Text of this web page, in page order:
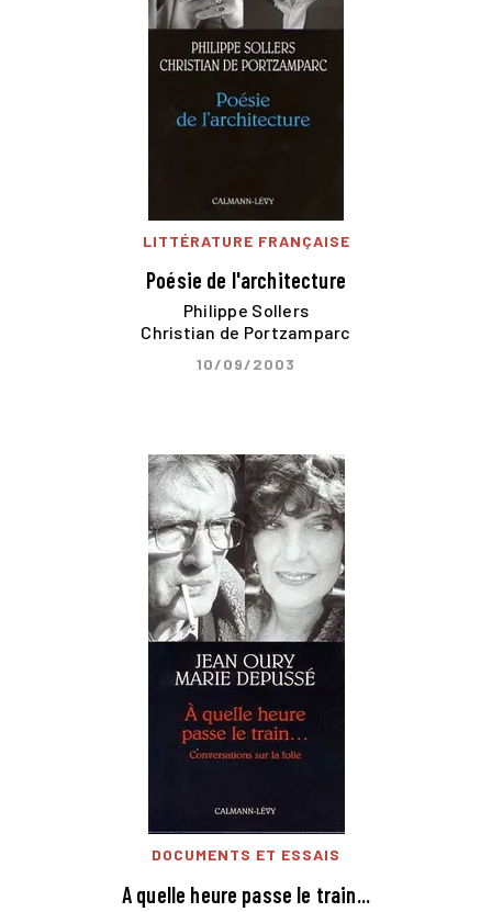
LITTÉRATURE FRANÇAISE
Poésie de l'architecture
Philippe Sollers
Christian de Portzamparc
10/09/2003
DOCUMENTS ET ESSAIS
A quelle heure passe le train...